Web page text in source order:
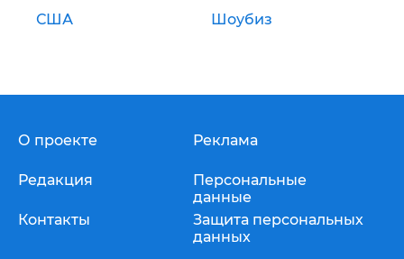
США Шоубиз
О проекте
Редакция
Контакты
Реклама
Персональные
данные
Защита персональных
данных